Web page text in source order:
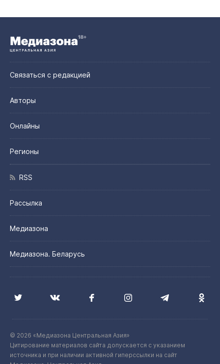
Связаться с редакцией
Авторы
Онлайны
Регионы
RSS
Рассылка
Медиазона
Медиазона. Беларусь
© 2026 «Медиазона Центральная Азия»
Цитирование материалов сайта допускается с указанием
источника и при наличии активной гиперссылки на сайт